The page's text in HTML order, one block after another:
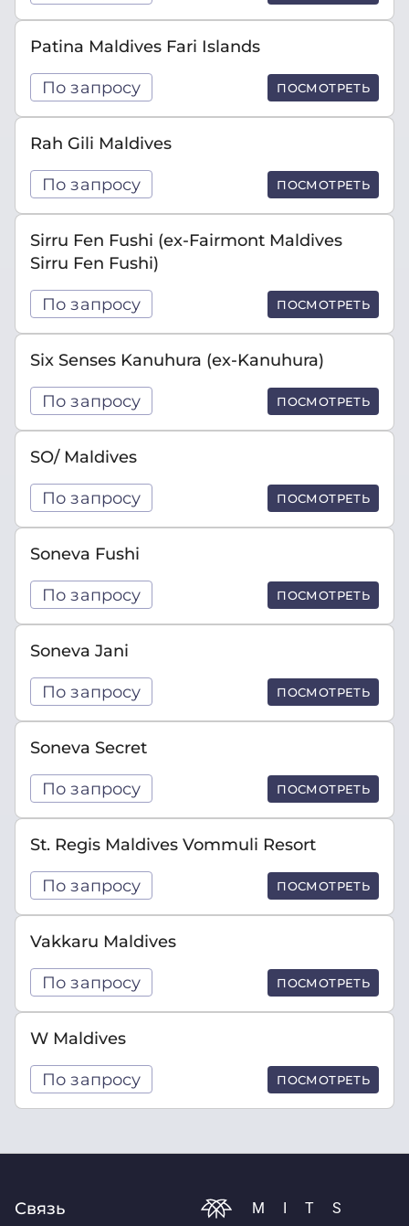
Patina Maldives Fari Islands
По запросу ПОСМОТРЕТЬ
Rah Gili Maldives
По запросу ПОСМОТРЕТЬ
Sirru Fen Fushi (ex-Fairmont Maldives
Sirru Fen Fushi)
По запросу ПОСМОТРЕТЬ
Six Senses Kanuhura (ex-Kanuhura)
По запросу ПОСМОТРЕТЬ
SO/ Maldives
По запросу ПОСМОТРЕТЬ
Soneva Fushi
По запросу ПОСМОТРЕТЬ
Soneva Jani
По запросу ПОСМОТРЕТЬ
Soneva Secret
По запросу ПОСМОТРЕТЬ
St. Regis Maldives Vommuli Resort
По запросу ПОСМОТРЕТЬ
Vakkaru Maldives
По запросу ПОСМОТРЕТЬ
W Maldives
По запросу ПОСМОТРЕТЬ
Связь MITS